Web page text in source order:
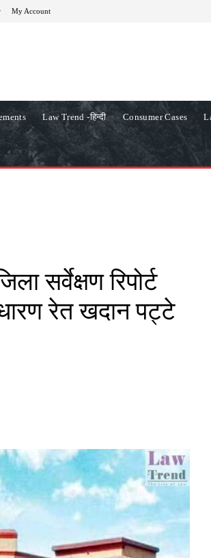
My Account
Law Trend -हिन्दी Consumer Cases
सर्वेक्षण रिपोर्ट
रेत खदान पट्टे